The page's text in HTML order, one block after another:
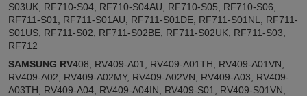
S03UK, RF710-S04, RF710-S04AU, RF710-S05, RF710-S06,
RF711-S01, RF711-S01AU, RF711-S01DE, RF711-S01NL, RF711-
S01US, RF711-S02, RF711-S02BE, RF711-S02UK, RF711-S03,
RF712
SAMSUNG RV408, RV409-A01, RV409-A01TH, RV409-A01VN,
RV409-A02, RV409-A02MY, RV409-A02VN, RV409-A03, RV409-
A03TH, RV409-A04, RV409-A04IN, RV409-S01, RV409-S01VN,